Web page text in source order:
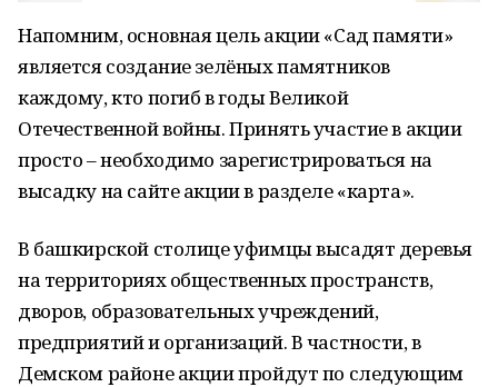
Напомним, основная цель акции «Сад памяти»
является создание зелёных памятников
каждому, кто погиб в годы Великой
Отечественной войны. Принять участие в акции
просто – необходимо зарегистрироваться на
высадку на сайте акции в разделе «карта».
В башкирской столице уфимцы высадят деревья
на территориях общественных пространств,
дворов, образовательных учреждений,
предприятий и организаций. В частности, в
Демском районе акции пройдут по следующим